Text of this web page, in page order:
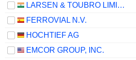
LARSEN & TOUBRO LIMITED
FERROVIAL N.V.
HOCHTIEF AG
EMCOR GROUP, INC.